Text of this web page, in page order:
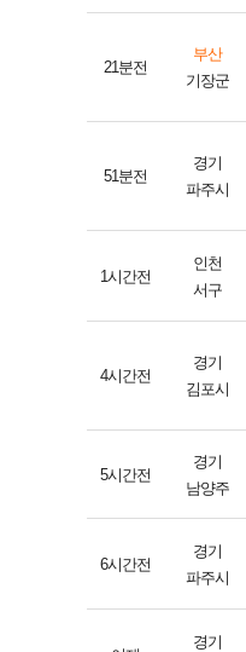
21분전
부산
기장군
51분전
경기
파주시
1시간전
인천
서구
4시간전
경기
김포시
5시간전
경기
남양주
6시간전
경기
파주시
경기